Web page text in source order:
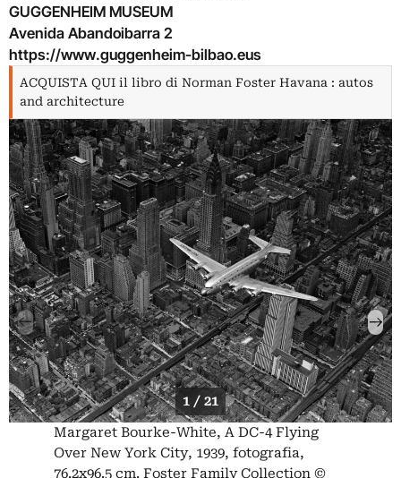
GUGGENHEIM MUSEUM
Avenida Abandoibarra 2
https://www.guggenheim-bilbao.eus
ACQUISTA QUI il libro di Norman Foster Havana : autos
and architecture
1 / 21
Margaret Bourke-White, A DC-4 Flying
Over New York City, 1939, fotografia,
76.2x96.5 cm. Foster Family Collection ©